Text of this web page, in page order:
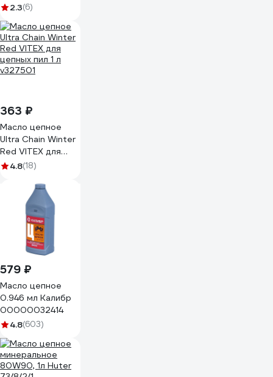
GR43101 - G7P
2.3(6)
363 ₽
Масло цепное
Ultra Chain Winter
Red VITEX для
цепных пил 1 л
4.8(18)
579 ₽
Масло цепное
0.946 мл Калибр
00000032414
4.8(603)